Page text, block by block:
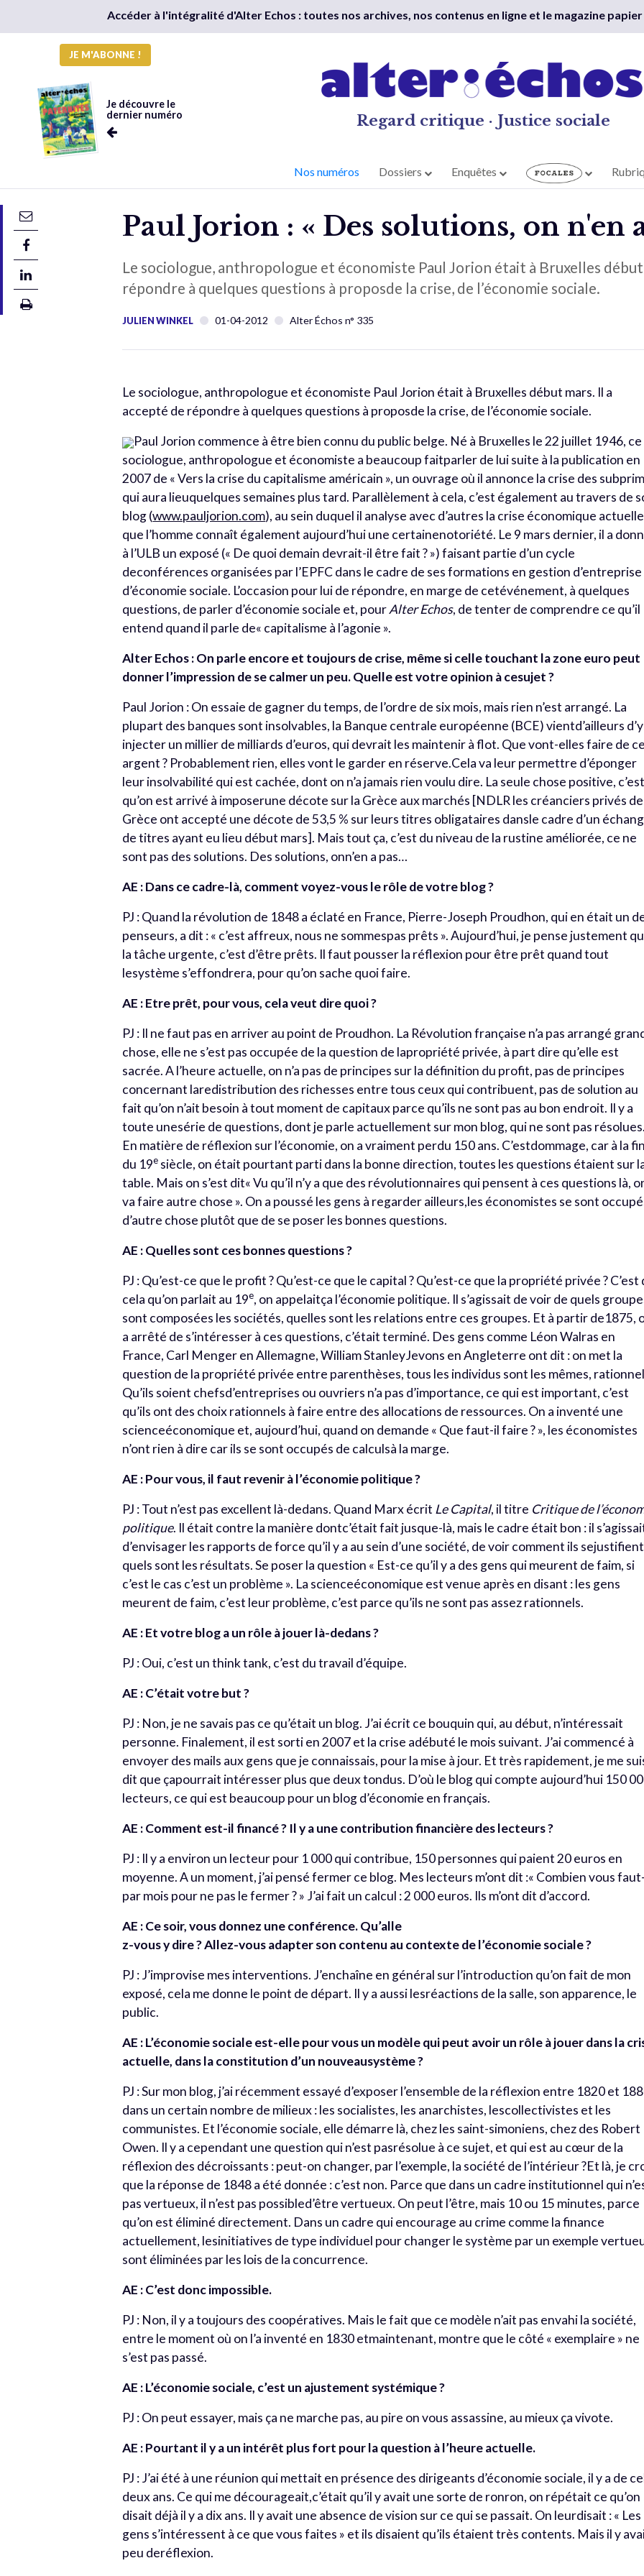
Accéder à l'intégralité d'Alter Echos : toutes nos archives, nos contenus en ligne et le magazine papier
JE M'ABONNE !
Je découvre le
dernier numéro
Regard critique · Justice sociale
Nos numéros Dossiers Enquêtes
Paul Jorion : « Des solutions, on n'en
Le sociologue, anthropologue et économiste Paul Jorion était à Bruxelles début
répondre à quelques questions à proposde la crise, de l’économie sociale.
JULIEN WINKEL 01-04-2012 Alter Échos n° 335
Le sociologue, anthropologue et économiste Paul Jorion était à Bruxelles début mars. Il a
accepté de répondre à quelques questions à proposde la crise, de l’économie sociale.
Paul Jorion commence à être bien connu du public belge. Né à Bruxelles le 22 juillet 1946, ce
sociologue, anthropologue et économiste a beaucoup faitparler de lui suite à la publication en
2007 de « Vers la crise du capitalisme américain », un ouvrage où il annonce la crise des
qui aura lieuquelques semaines plus tard. Parallèlement à cela, c’est également au travers de
blog (www.pauljorion.com), au sein duquel il analyse avec d’autres la crise économique
que l’homme connaît également aujourd’hui une certainenotoriété. Le 9 mars dernier, il a
à l’ULB un exposé (« De quoi demain devrait-il être fait ? ») faisant partie d’un cycle
deconférences organisées par l’EPFC dans le cadre de ses formations en gestion d’entreprise
d’économie sociale. L’occasion pour lui de répondre, en marge de cetévénement, à quelques
questions, de parler d’économie sociale et, pourAlter Echos, de tenter de comprendre ce qu’il
entend quand il parle de« capitalisme à l’agonie ».
Alter Echos : On parle encore et toujours de crise, même si celle touchant la zone euro peut
donner l’impression de se calmer un peu. Quelle est votre opinion à cesujet ?
Paul Jorion : On essaie de gagner du temps, de l’ordre de six mois, mais rien n’est arrangé. La
plupart des banques sont insolvables, la Banque centrale européenne (BCE) vientd’ailleurs d’y
injecter un millier de milliards d’euros, qui devrait les maintenir à flot. Que vont-elles faire de
argent ? Probablement rien, elles vont le garder en réserve.Cela va leur permettre d’éponger
leur insolvabilité qui est cachée, dont on n’a jamais rien voulu dire. La seule chose positive, c’est
qu’on est arrivé à imposerune décote sur la Grèce aux marchés [NDLR les créanciers privés de
Grèce ont accepté une décote de 53,5 % sur leurs titres obligataires dansle cadre d’un
de titres ayant eu lieu début mars]. Mais tout ça, c’est du niveau de la rustine améliorée, ce ne
sont pas des solutions. Des solutions, onn’en a pas…
AE : Dans ce cadre-là, comment voyez-vous le rôle de votre blog ?
PJ : Quand la révolution de 1848 a éclaté en France, Pierre-Joseph Proudhon, qui en était un
penseurs, a dit : « c’est affreux, nous ne sommespas prêts ». Aujourd’hui, je pense justement
la tâche urgente, c’est d’être prêts. Il faut pousser la réflexion pour être prêt quand tout
lesystème s’effondrera, pour qu’on sache quoi faire.
AE : Etre prêt, pour vous, cela veut dire quoi ?
PJ : Il ne faut pas en arriver au point de Proudhon. La Révolution française n’a pas arrangé
chose, elle ne s’est pas occupée de la question de lapropriété privée, à part dire qu’elle est
sacrée. A l’heure actuelle, on n’a pas de principes sur la définition du profit, pas de principes
concernant laredistribution des richesses entre tous ceux qui contribuent, pas de solution au
fait qu’on n’ait besoin à tout moment de capitaux parce qu’ils ne sont pas au bon endroit. Il y a
toute unesérie de questions, dont je parle actuellement sur mon blog, qui ne sont pas résolues.
En matière de réflexion sur l’économie, on a vraiment perdu 150 ans. C’estdommage, car à la fin
du 19e siècle, on était pourtant parti dans la bonne direction, toutes les questions étaient sur
table. Mais on s’est dit« Vu qu’il n’y a que des révolutionnaires qui pensent à ces questions là,
va faire autre chose ». On a poussé les gens à regarder ailleurs,les économistes se sont
d’autre chose plutôt que de se poser les bonnes questions.
AE : Quelles sont ces bonnes questions ?
PJ : Qu’est-ce que le profit ? Qu’est-ce que le capital ? Qu’est-ce que la propriété privée ? C’est
cela qu’on parlait au 19e, on appelaitça l’économie politique. Il s’agissait de voir de quels
sont composées les sociétés, quelles sont les relations entre ces groupes. Et à partir de1875,
a arrêté de s’intéresser à ces questions, c’était terminé. Des gens comme Léon Walras en
France, Carl Menger en Allemagne, William StanleyJevons en Angleterre ont dit : on met la
question de la propriété privée entre parenthèses, tous les individus sont les mêmes,
Qu’ils soient chefsd’entreprises ou ouvriers n’a pas d’importance, ce qui est important, c’est
qu’ils ont des choix rationnels à faire entre des allocations de ressources. On a inventé une
scienceéconomique et, aujourd’hui, quand on demande « Que faut-il faire ? », les économistes
n’ont rien à dire car ils se sont occupés de calculsà la marge.
AE : Pour vous, il faut revenir à l’économie politique ?
PJ : Tout n’est pas excellent là-dedans. Quand Marx écrit Le Capital, il titre Critique de
politique. Il était contre la manière dontc’était fait jusque-là, mais le cadre était bon : il
d’envisager les rapports de force qu’il y a au sein d’une société, de voir comment ils
quels sont les résultats. Se poser la question « Est-ce qu’il y a des gens qui meurent de faim, si
c’est le cas c’est un problème ». La scienceéconomique est venue après en disant : les gens
meurent de faim, c’est leur problème, c’est parce qu’ils ne sont pas assez rationnels.
AE : Et votre blog a un rôle à jouer là-dedans ?
PJ : Oui, c’est un think tank, c’est du travail d’équipe.
AE : C’était votre but ?
PJ : Non, je ne savais pas ce qu’était un blog. J’ai écrit ce bouquin qui, au début, n’intéressait
personne. Finalement, il est sorti en 2007 et la crise adébuté le mois suivant. J’ai commencé à
envoyer des mails aux gens que je connaissais, pour la mise à jour. Et très rapidement, je me
dit que çapourrait intéresser plus que deux tondus. D’où le blog qui compte aujourd’hui 150
lecteurs, ce qui est beaucoup pour un blog d’économie en français.
AE : Comment est-il financé ? Il y a une contribution financière des lecteurs ?
PJ : Il y a environ un lecteur pour 1 000 qui contribue, 150 personnes qui paient 20 euros en
moyenne. A un moment, j’ai pensé fermer ce blog. Mes lecteurs m’ont dit :« Combien vous
par mois pour ne pas le fermer ? » J’ai fait un calcul : 2 000 euros. Ils m’ont dit d’accord.
AE : Ce soir, vous donnez une conférence. Qu’alle
z-vous y dire ? Allez-vous adapter son contenu au contexte de l’économie sociale ?
PJ : J’improvise mes interventions. J’enchaîne en général sur l’introduction qu’on fait de mon
exposé, cela me donne le point de départ. Il y a aussi lesréactions de la salle, son apparence, le
public.
AE : L’économie sociale est-elle pour vous un modèle qui peut avoir un rôle à jouer dans la
actuelle, dans la constitution d’un nouveausystème ?
PJ : Sur mon blog, j’ai récemment essayé d’exposer l’ensemble de la réflexion entre 1820 et
dans un certain nombre de milieux : les socialistes, les anarchistes, lescollectivistes et les
communistes. Et l’économie sociale, elle démarre là, chez les saint-simoniens, chez des Robert
Owen. Il y a cependant une question qui n’est pasrésolue à ce sujet, et qui est au cœur de la
réflexion des décroissants : peut-on changer, par l’exemple, la société de l’intérieur ?Et là, je
que la réponse de 1848 a été donnée : c’est non. Parce que dans un cadre institutionnel qui
pas vertueux, il n’est pas possibled’être vertueux. On peut l’être, mais 10 ou 15 minutes, parce
qu’on est éliminé directement. Dans un cadre qui encourage au crime comme la finance
actuellement, lesinitiatives de type individuel pour changer le système par un exemple
sont éliminées par les lois de la concurrence.
AE : C’est donc impossible.
PJ : Non, il y a toujours des coopératives. Mais le fait que ce modèle n’ait pas envahi la société,
entre le moment où on l’a inventé en 1830 etmaintenant, montre que le côté « exemplaire » ne
s’est pas passé.
AE : L’économie sociale, c’est un ajustement systémique ?
PJ : On peut essayer, mais ça ne marche pas, au pire on vous assassine, au mieux ça vivote.
AE : Pourtant il y a un intérêt plus fort pour la question à l’heure actuelle.
PJ : J’ai été à une réunion qui mettait en présence des dirigeants d’économie sociale, il y a de
deux ans. Ce qui me décourageait,c’était qu’il y avait une sorte de ronron, on répétait ce qu’on
disait déjà il y a dix ans. Il y avait une absence de vision sur ce qui se passait. On leurdisait : « Les
gens s’intéressent à ce que vous faites » et ils disaient qu’ils étaient très contents. Mais il y
peu deréflexion.